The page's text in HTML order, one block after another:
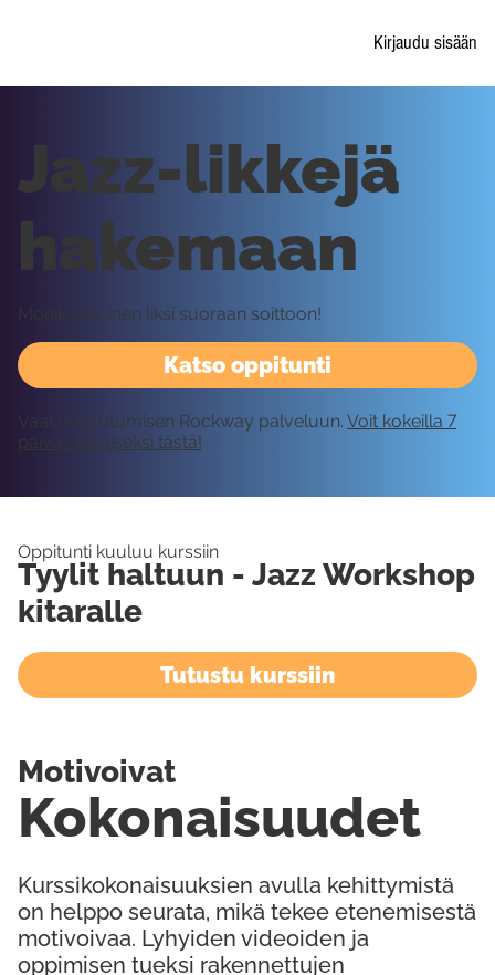
Kirjaudu sisään
Katso oppitunti
Jazz-likkejä
hakemaan
Monikäyttöinen liksi suoraan soittoon!
Vaatii kirjautumisen Rockway palveluun. Voit kokeilla 7
päivää ilmaiseksi tästä!
Oppitunti kuuluu kurssiin
Tyylit haltuun - Jazz Workshop
kitaralle
Tutustu kurssiin
Kurssikokonaisuuksien avulla kehittymistä
on helppo seurata, mikä tekee etenemisestä
motivoivaa. Lyhyiden videoiden ja
oppimisen tueksi rakennettujen
Kokonaisuudet
Motivoivat